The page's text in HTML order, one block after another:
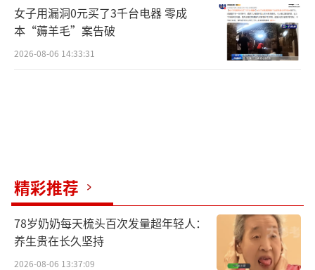
女子用漏洞0元买了3千台电器 零成
本“薅羊毛”案告破
2026-08-06 14:33:31
精彩推荐
78岁奶奶每天梳头百次发量超年轻人：
养生贵在长久坚持
2026-08-06 13:37:09